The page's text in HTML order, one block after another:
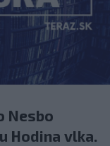
Nesbo
Hodina vlka.